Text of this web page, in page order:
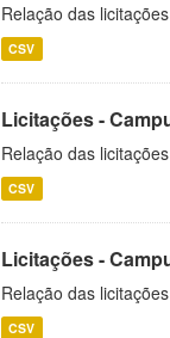
Relação das
CSV
Licitações -
Relação das
CSV
Licitações -
Relação das
CSV